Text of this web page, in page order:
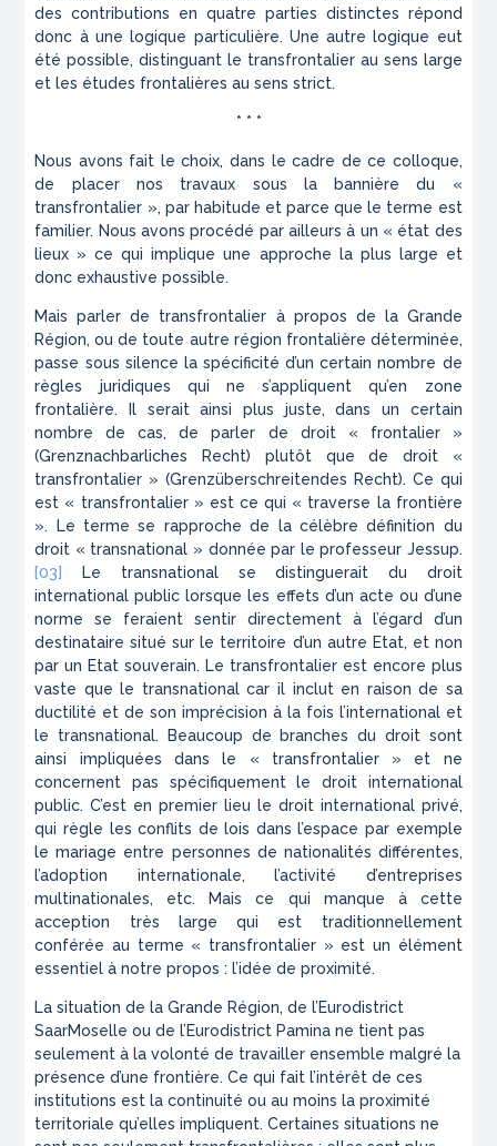
des contributions en quatre parties distinctes répond
donc à une logique particulière. Une autre logique eut
été possible, distinguant le transfrontalier au sens large
et les études frontalières au sens strict.
* * *
Nous avons fait le choix, dans le cadre de ce colloque,
de placer nos travaux sous la bannière du «
transfrontalier », par habitude et parce que le terme est
familier. Nous avons procédé par ailleurs à un « état des
lieux » ce qui implique une approche la plus large et
donc exhaustive possible.
Mais parler de transfrontalier à propos de la Grande
Région, ou de toute autre région frontalière déterminée,
passe sous silence la spécificité d’un certain nombre de
règles juridiques qui ne s’appliquent qu’en zone
frontalière. Il serait ainsi plus juste, dans un certain
nombre de cas, de parler de droit « frontalier »
(Grenznachbarliches Recht) plutôt que de droit «
transfrontalier » (Grenzüberschreitendes Recht). Ce qui
est « transfrontalier » est ce qui « traverse la frontière
». Le terme se rapproche de la célèbre définition du
droit « transnational » donnée par le professeur Jessup.
[03]
Le transnational se distinguerait du droit
international public lorsque les effets d’un acte ou d’une
norme se feraient sentir directement à l’égard d’un
destinataire situé sur le territoire d’un autre Etat, et non
par un Etat souverain. Le transfrontalier est encore plus
vaste que le transnational car il inclut en raison de sa
ductilité et de son imprécision à la fois l’international et
le transnational. Beaucoup de branches du droit sont
ainsi impliquées dans le « transfrontalier » et ne
concernent pas spécifiquement le droit international
public. C’est en premier lieu le droit international privé,
qui règle les conflits de lois dans l’espace par exemple
le mariage entre personnes de nationalités différentes,
l’adoption internationale, l’activité d’entreprises
multinationales, etc. Mais ce qui manque à cette
acception très large qui est traditionnellement
conférée au terme « transfrontalier » est un élément
essentiel à notre propos : l’idée de proximité.
La situation de la Grande Région, de l’Eurodistrict
SaarMoselle ou de l’Eurodistrict Pamina ne tient pas
seulement à la volonté de travailler ensemble malgré la
présence d’une frontière. Ce qui fait l’intérêt de ces
institutions est la continuité ou au moins la proximité
territoriale qu’elles impliquent. Certaines situations ne